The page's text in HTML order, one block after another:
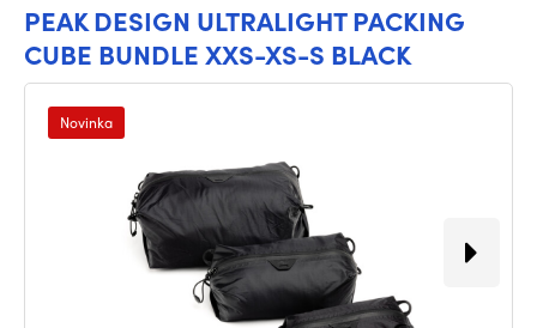
PEAK DESIGN ULTRALIGHT PACKING
CUBE BUNDLE XXS-XS-S BLACK
Novinka